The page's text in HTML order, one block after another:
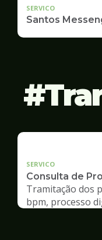
SERVICO
Santos
SERVICO
Consulta de
Tramitação dos
bpm, processo